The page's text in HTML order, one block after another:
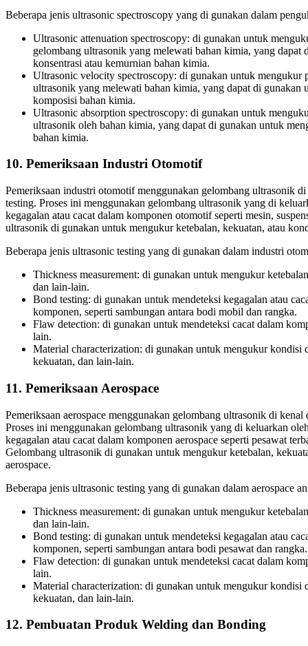
Beberapa jenis ultrasonic spectroscopy yang di gunakan dalam
Ultrasonic attenuation spectroscopy: di gunakan untuk
gelombang ultrasonik yang melewati bahan kimia, yang dapat
konsentrasi atau kemurnian bahan kimia.
Ultrasonic velocity spectroscopy: di gunakan untuk mengukur
ultrasonik yang melewati bahan kimia, yang dapat di gunakan
komposisi bahan kimia.
Ultrasonic absorption spectroscopy: di gunakan untuk
ultrasonik oleh bahan kimia, yang dapat di gunakan untuk
bahan kimia.
10. Pemeriksaan Industri Otomotif
Pemeriksaan industri otomotif menggunakan gelombang ultrasonik
testing. Proses ini menggunakan gelombang ultrasonik yang di
kegagalan atau cacat dalam komponen otomotif seperti mesin,
ultrasonik di gunakan untuk mengukur ketebalan, kekuatan, atau
Beberapa jenis ultrasonic testing yang di gunakan dalam industri
Thickness measurement: di gunakan untuk mengukur
dan lain-lain.
Bond testing: di gunakan untuk mendeteksi kegagalan atau
komponen, seperti sambungan antara bodi mobil dan rangka.
Flaw detection: di gunakan untuk mendeteksi cacat dalam
lain.
Material characterization: di gunakan untuk mengukur kondisi
kekuatan, dan lain-lain.
11. Pemeriksaan Aerospace
Pemeriksaan aerospace menggunakan gelombang ultrasonik di
Proses ini menggunakan gelombang ultrasonik yang di keluarkan
kegagalan atau cacat dalam komponen aerospace seperti pesawat
Gelombang ultrasonik di gunakan untuk mengukur ketebalan,
aerospace.
Beberapa jenis ultrasonic testing yang di gunakan dalam aerospace
Thickness measurement: di gunakan untuk mengukur
dan lain-lain.
Bond testing: di gunakan untuk mendeteksi kegagalan atau
komponen, seperti sambungan antara bodi pesawat dan rangka.
Flaw detection: di gunakan untuk mendeteksi cacat dalam
lain.
Material characterization: di gunakan untuk mengukur kondisi
kekuatan, dan lain-lain.
12. Pembuatan Produk Welding dan Bonding